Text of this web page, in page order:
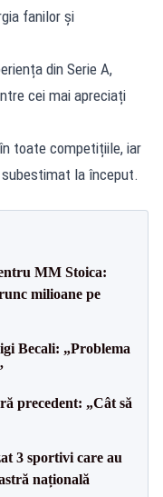
fanilor și
din Serie A,
cei mai apreciați
toate competițiile, iar
la început.
MM Stoica:
milioane pe
Becali: „Problema
precedent: „Cât să
3 sportivi care au
națională